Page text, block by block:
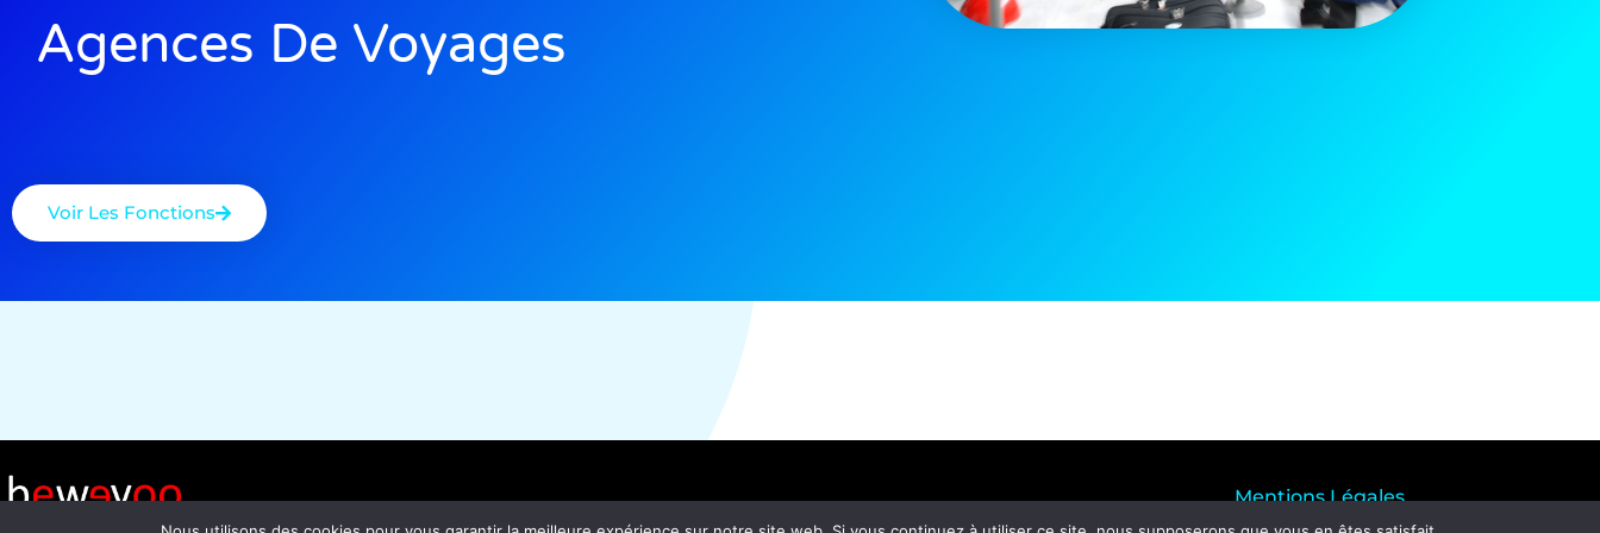
Agences De Voyages
Voir Les Fonctions
Mentions Légales